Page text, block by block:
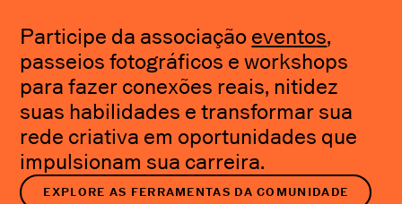
Participe da associação eventos,
passeios fotográficos e workshops
para fazer conexões reais, nitidez
suas habilidades e transformar sua
rede criativa em oportunidades que
impulsionam sua carreira.
EXPLORE AS FERRAMENTAS DA COMUNIDADE